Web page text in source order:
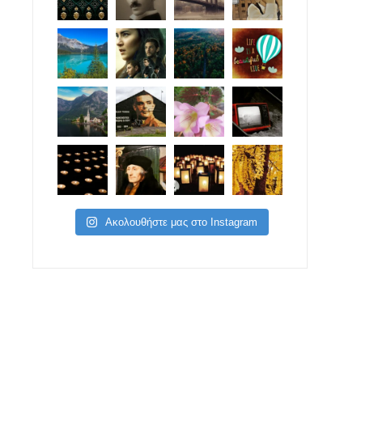
Ακολουθήστε μας στο Instagram